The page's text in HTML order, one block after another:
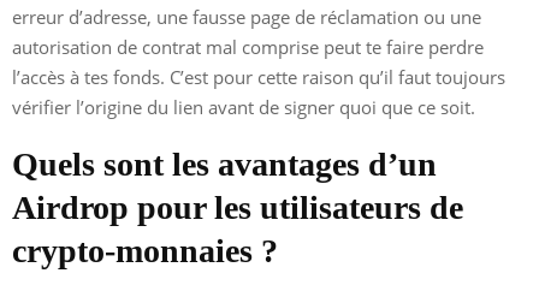
erreur d’adresse, une fausse page de réclamation ou une
autorisation de contrat mal comprise peut te faire perdre
l’accès à tes fonds. C’est pour cette raison qu’il faut toujours
vérifier l’origine du lien avant de signer quoi que ce soit.
Quels sont les avantages d’un
Airdrop pour les utilisateurs de
crypto-monnaies ?